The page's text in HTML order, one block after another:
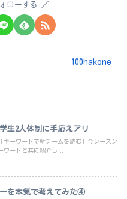
ローする
100hakone
生2人体制に手応えアリ
キーワードで新チームを読む」今シーズン
ワードと共に紹介し...
を本気で考えてみた④